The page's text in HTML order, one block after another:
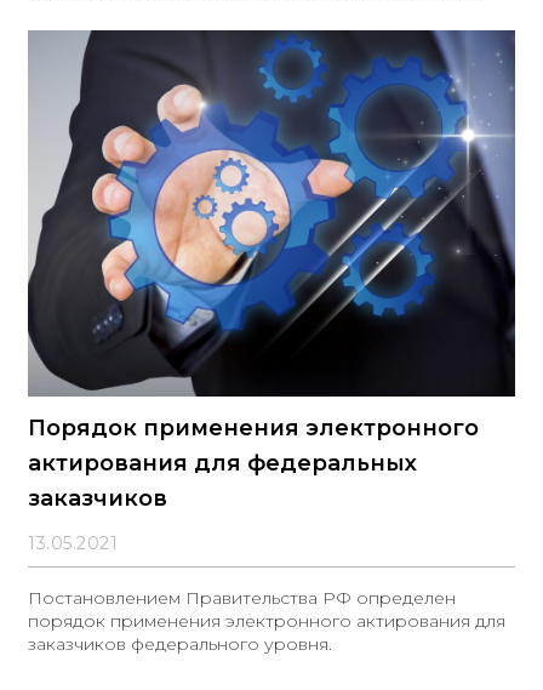
Порядок применения электронного
актирования для федеральных
заказчиков
13.05.2021
Постановлением Правительства РФ определен
порядок применения электронного актирования для
заказчиков федерального уровня.